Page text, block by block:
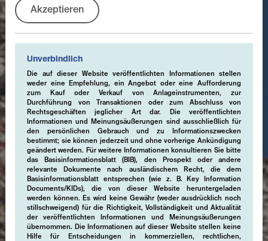
Akzeptieren
Unverbindlich
Die auf dieser Website veröffentlichten Informationen stellen
weder eine Empfehlung, ein Angebot oder eine Aufforderung
zum Kauf oder Verkauf von Anlageinstrumenten, zur
Durchführung von Transaktionen oder zum Abschluss von
Rechtsgeschäften jeglicher Art dar. Die veröffentlichten
Informationen und Meinungsäußerungen sind ausschließlich für
den persönlichen Gebrauch und zu Informationszwecken
bestimmt; sie können jederzeit und ohne vorherige Ankündigung
geändert werden. Für weitere Informationen konsultieren Sie bitte
das Basisinformationsblatt (BIB), den Prospekt oder andere
relevante Dokumente nach ausländischem Recht, die dem
Basisinformationsblatt entsprechen (wie z. B. Key Information
Documents/KIDs), die von dieser Website heruntergeladen
werden können. Es wird keine Gewähr (weder ausdrücklich noch
stillschweigend) für die Richtigkeit, Vollständigkeit und Aktualität
der veröffentlichten Informationen und Meinungsäußerungen
übernommen. Die Informationen auf dieser Website stellen keine
Hilfe für Entscheidungen in kommerziellen, rechtlichen,